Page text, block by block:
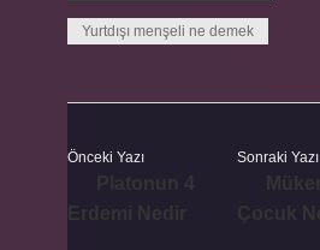
Yurtdışı menşeli ne demek
Önceki Yazı Sonraki Yazı